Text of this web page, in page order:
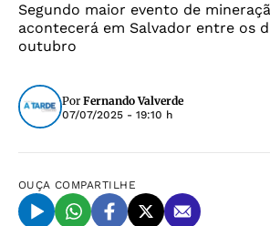
Segundo maior evento de
acontecerá em Salvador entre os
outubro
Por Fernando Valverde
07/07/2025 - 19:10 h
OUÇA COMPARTILHE